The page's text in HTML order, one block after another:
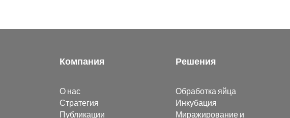
Компания
О нас
Стратегия
Публикации
Решения
Обработка яйца
Инкубация
Миражирование и